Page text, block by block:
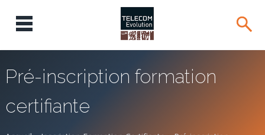
Pré-inscription formation
certifiante